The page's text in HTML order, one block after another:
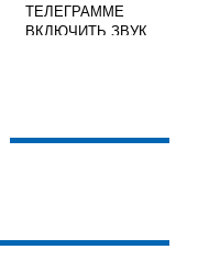
ТЕЛЕГРАММЕ
ВКЛЮЧИТЬ ЗВУК